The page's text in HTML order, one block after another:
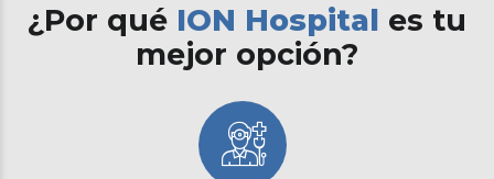
¿Por qué ION Hospital es tu
mejor opción?